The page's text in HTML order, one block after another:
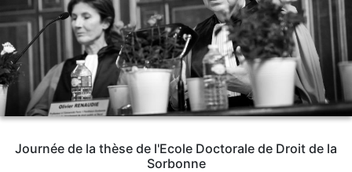
Journée de la thèse de l'Ecole Doctorale de Droit de la
Sorbonne